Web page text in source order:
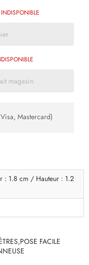
INDISPONIBLE
magasin
Mastercard)
: 1.8 cm / Hauteur : 1.2
FACILE